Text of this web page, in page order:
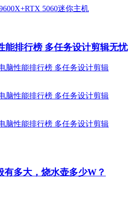
能排行榜 多任务设计剪辑无忧
有多大，烧水壶多少W？